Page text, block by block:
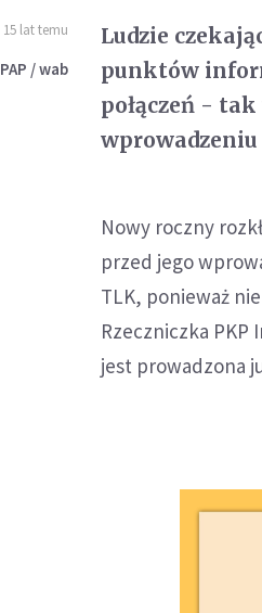
15 lat temu
PAP / wab
Ludzie
punktów
połączeń -
wprowadzeniu
Nowy roczny
przed jego
TLK, ponieważ
Rzeczniczka PKP
jest prowadzona